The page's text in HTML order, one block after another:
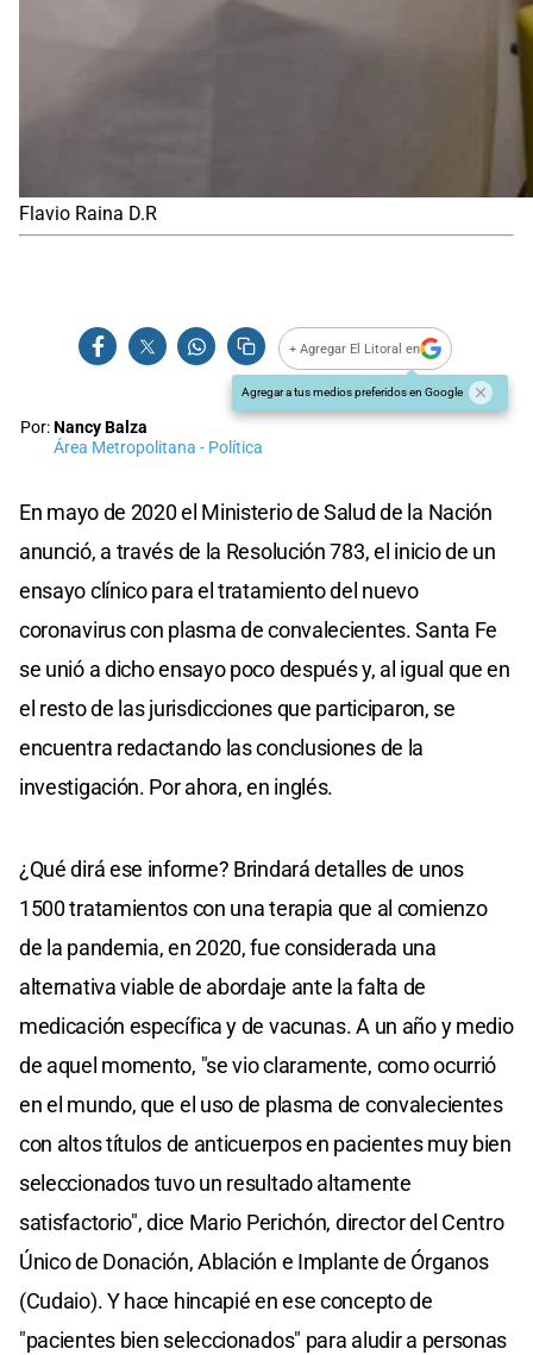
Flavio Raina D.R
+ Agregar El Litoral en
Agregar a tus medios preferidos en Google
Por:Nancy Balza
Área Metropolitana - Política
En mayo de 2020 el Ministerio de Salud de la Nación
anunció, a través de la Resolución 783, el inicio de un
ensayo clínico para el tratamiento del nuevo
coronavirus con plasma de convalecientes. Santa Fe
se unió a dicho ensayo poco después y, al igual que en
el resto de las jurisdicciones que participaron, se
encuentra redactando las conclusiones de la
investigación. Por ahora, en inglés.
¿Qué dirá ese informe? Brindará detalles de unos
1500 tratamientos con una terapia que al comienzo
de la pandemia, en 2020, fue considerada una
alternativa viable de abordaje ante la falta de
medicación específica y de vacunas. A un año y medio
de aquel momento, "se vio claramente, como ocurrió
en el mundo, que el uso de plasma de convalecientes
con altos títulos de anticuerpos en pacientes muy bien
seleccionados tuvo un resultado altamente
satisfactorio", dice Mario Perichón, director del Centro
Único de Donación, Ablación e Implante de Órganos
(Cudaio). Y hace hincapié en ese concepto de
"pacientes bien seleccionados" para aludir a personas